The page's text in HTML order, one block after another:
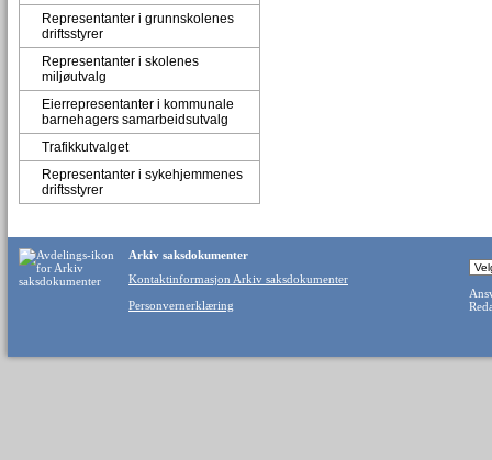
Representanter i grunnskolenes
driftsstyrer
Representanter i skolenes
miljøutvalg
Eierrepresentanter i kommunale
barnehagers samarbeidsutvalg
Trafikkutvalget
Representanter i sykehjemmenes
driftsstyrer
Arkiv saksdokumenter
Kontaktinformasjon Arkiv saksdokumenter
Personvernerklæring